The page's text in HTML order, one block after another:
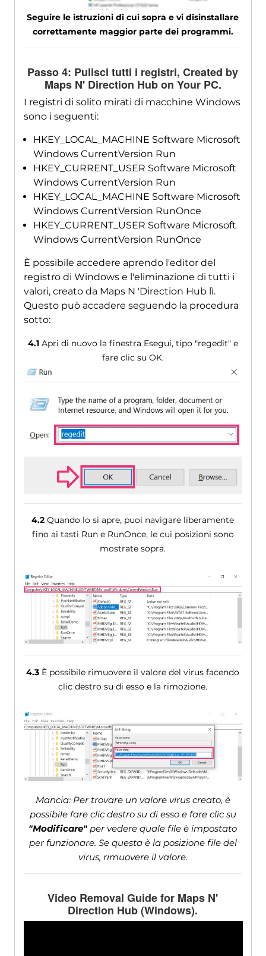
Seguire le istruzioni di cui sopra e vi disinstallare
correttamente maggior parte dei programmi.
Passo 4: Pulisci tutti i registri,Created by
Maps N' Direction Hub on Your PC.
I registri di solito mirati di macchine Windows
sono i seguenti:
HKEY_LOCAL_MACHINE Software Microsoft
Windows CurrentVersion Run
HKEY_CURRENT_USER Software Microsoft
Windows CurrentVersion Run
HKEY_LOCAL_MACHINE Software Microsoft
Windows CurrentVersion RunOnce
HKEY_CURRENT_USER Software Microsoft
Windows CurrentVersion RunOnce
È possibile accedere aprendo l'editor del
registro di Windows e l'eliminazione di tutti i
valori, creato da Maps N 'Direction Hub lì.
Questo può accadere seguendo la procedura
sotto:
4.1Apri di nuovo la finestra Esegui, tipo "regedit" e
fare clic su OK.
4.2 Quando lo si apre, puoi navigare liberamente
fino ai tasti Run e RunOnce, le cui posizioni sono
mostrate sopra.
4.3 È possibile rimuovere il valore del virus facendo
clic destro su di esso e la rimozione.
Mancia: Per trovare un valore virus creato, è
possibile fare clic destro su di esso e fare clic su
"Modificare" per vedere quale file è impostato
per funzionare. Se questa è la posizione file del
virus, rimuovere il valore.
Video Removal Guide for Maps N'
Direction Hub(Windows).